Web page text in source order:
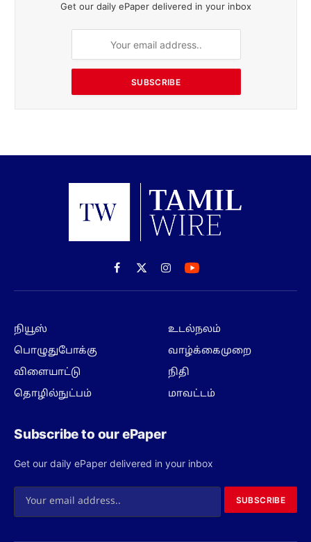
Get our daily ePaper delivered in your inbox
SUBSCRIBE
Facebook
X
(Twitter)
Instagram
நியூஸ்
பொழுதுபோக்கு
விளையாட்டு
தொழில்நுட்பம்
உடல்நலம்
வாழ்க்கைமுறை
நிதி
மாவட்டம்
Subscribe to our ePaper
Get our daily ePaper delivered in your inbox
SUBSCRIBE